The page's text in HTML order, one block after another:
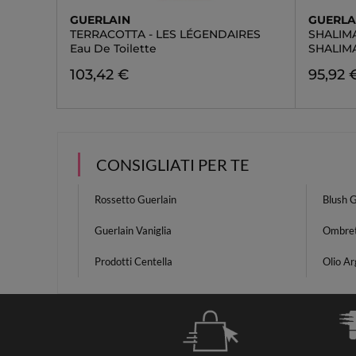
GUERLAIN
TERRACOTTA - LES LÉGENDAIRES
Eau De Toilette
103,42 € 95,92
CONSIGLIATI PER TE
Rossetto Guerlain Blush
Guerlain Vaniglia
Prodotti Centella Olio